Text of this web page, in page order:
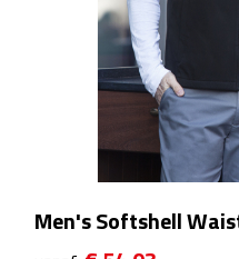
Thermosflessen
Waterflesjes
Waterflessen
Men's Softshell